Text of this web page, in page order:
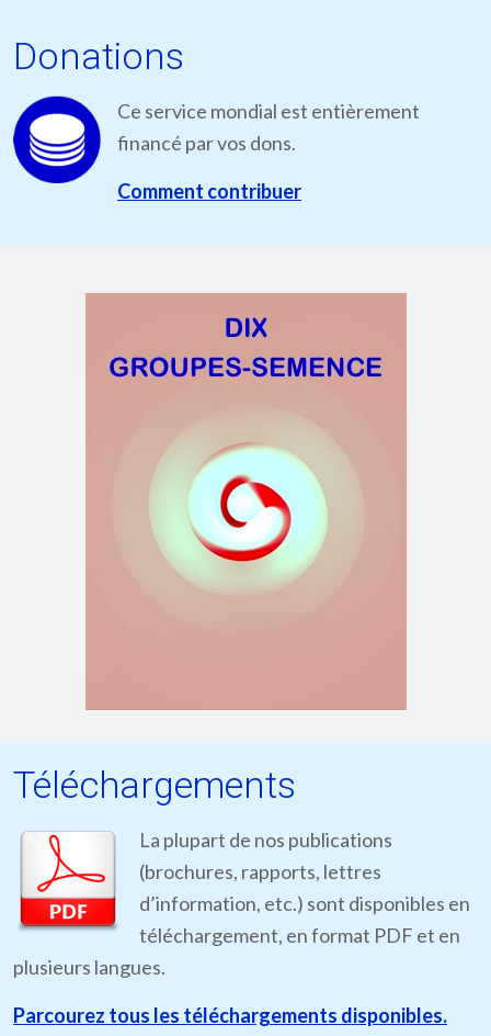
Donations
Ce service mondial est entièrement
financé par vos dons.
Comment contribuer
Téléchargements
La plupart de nos publications
(brochures, rapports, lettres
d’information, etc.) sont disponibles en
téléchargement, en format PDF et en
plusieurs langues.
Parcourez tous les téléchargements disponibles.